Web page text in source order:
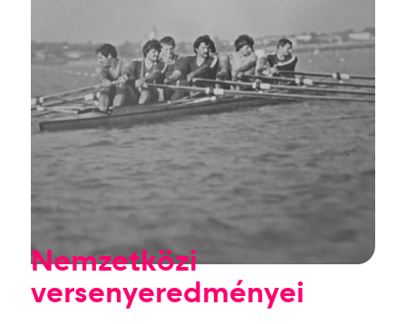
Nemzetközi
versenyeredményei